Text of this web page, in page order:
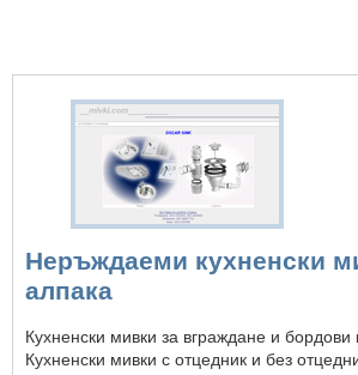
Неръждаеми кухненски
алпака
Кухненски мивки за вграждане и бордови
Кухненски мивки с отцедник и без